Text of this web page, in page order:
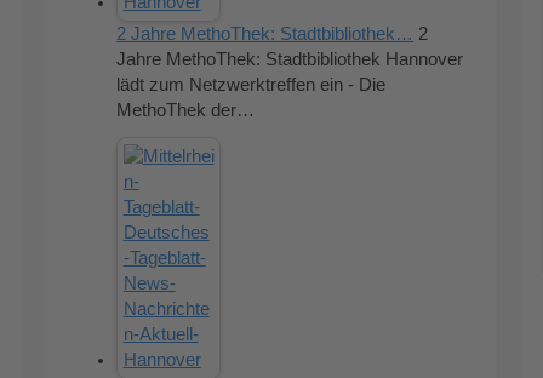
2 Jahre MethoThek: Stadtbibliothek… 2
Jahre MethoThek: Stadtbibliothek Hannover
lädt zum Netzwerktreffen ein - Die
MethoThek der…